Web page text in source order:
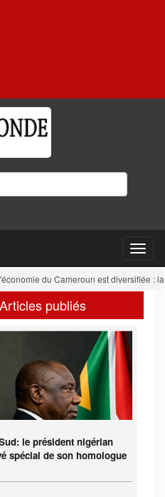
du Cameroun est diversifiée : la
publiés
le président nigérian
spécial de son homologue